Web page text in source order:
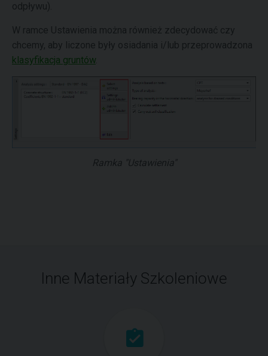
odpływu).
W ramce Ustawienia można również zdecydować czy
chcemy, aby liczone były osiadania i/lub przeprowadzona
klasyfikacja gruntów
Ramka "Ustawienia"
Inne Materiały Szkoleniowe